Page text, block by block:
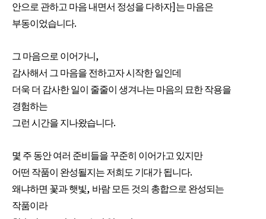
안으로 관하고 마음 내면서 정성을 다하자]는 마음은
부동이었습니다.
그 마음으로 이어가니 ,
감사해서 그 마음을 전하고자 시작한 일인데
더욱 더 감사한 일이 줄줄이 생겨나는 마음의 묘한 작용을
경험하는
그런 시간을 지나왔습니다.
몇 주 동안 여러 준비들을 꾸준히 이어가고 있지만
어떤 작품이 완성될지는 저희도 기대가 됩니다.
왜냐하면 꽃과 햇빛, 바람 모든 것의 총합으로 완성되는
작품이라